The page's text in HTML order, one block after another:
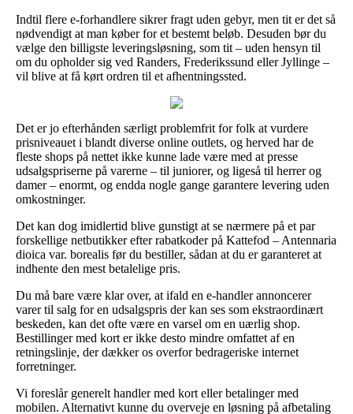
Indtil flere e-forhandlere sikrer fragt uden gebyr, men tit er det så
nødvendigt at man køber for et bestemt beløb. Desuden bør du
vælge den billigste leveringsløsning, som tit – uden hensyn til
om du opholder sig ved Randers, Frederikssund eller Jyllinge –
vil blive at få kørt ordren til et afhentningssted.
Det er jo efterhånden særligt problemfrit for folk at vurdere
prisniveauet i blandt diverse online outlets, og herved har de
fleste shops på nettet ikke kunne lade være med at presse
udsalgspriserne på varerne – til juniorer, og ligeså til herrer og
damer – enormt, og endda nogle gange garantere levering uden
omkostninger.
Det kan dog imidlertid blive gunstigt at se nærmere på et par
forskellige netbutikker efter rabatkoder på Kattefod – Antennaria
dioica var. borealis før du bestiller, sådan at du er garanteret at
indhente den mest betalelige pris.
Du må bare være klar over, at ifald en e-handler annoncerer
varer til salg for en udsalgspris der kan ses som ekstraordinært
beskeden, kan det ofte være en varsel om en uærlig shop.
Bestillinger med kort er ikke desto mindre omfattet af en
retningslinje, der dækker os overfor bedrageriske internet
forretninger.
Vi foreslår generelt handler med kort eller betalinger med
mobilen. Alternativt kunne du overveje en løsning på afbetaling